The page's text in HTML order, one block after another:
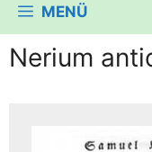
MENÜ
Nerium